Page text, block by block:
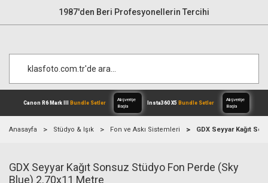
1987'den Beri Profesyonellerin Tercihi
Canon R6 Mark IIIBundle Setler
Alışverişe
Anasayfa Stüdyo & Işık Fon ve Askı Sistemleri GDX Seyyar Kağıt
GDX Seyyar Kağıt Sonsuz Stüdyo Fon Perde (Sky
Blue) 2.70x11 Metre